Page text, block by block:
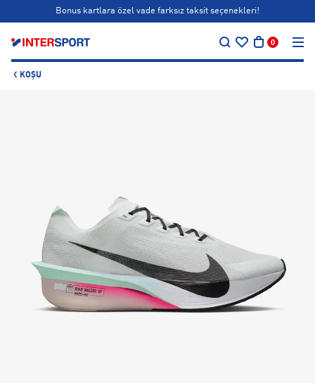
Bonus kartlara özel vade farksız taksit seçenekleri!
0
KOŞU